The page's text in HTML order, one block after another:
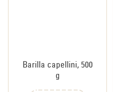
Barilla capellini, 500
g